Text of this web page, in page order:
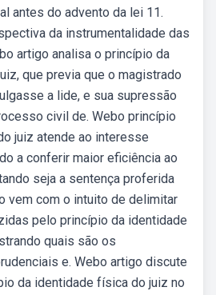
antes do advento da lei 11.
da instrumentalidade das
artigo analisa o princípio da
que previa que o magistrado
a lide, e sua supressão
civil de. Webo princípio
juiz atende ao interesse
a conferir maior eficiência ao
seja a sentença proferida
vem com o intuito de delimitar
pelo princípio da identidade
quais são os
e. Webo artigo discute
da identidade física do juiz no